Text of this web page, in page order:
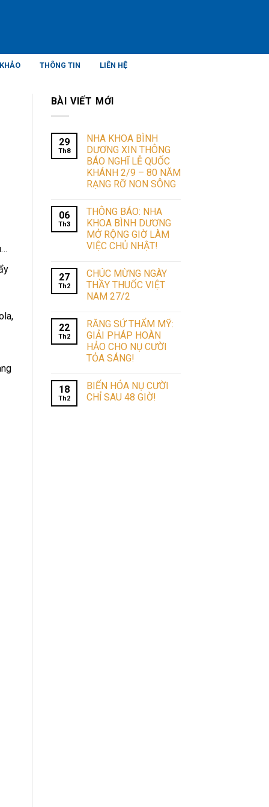
THÔNG TIN LIÊN HỆ
BÀI VIẾT MỚI
29
Th8
NHA KHOA BÌNH
DƯƠNG XIN THÔNG
BÁO NGHĨ LỄ QUỐC
KHÁNH 2/9 – 80 NĂM
RẠNG RỠ NON SÔNG
06
Th3
THÔNG BÁO: NHA
KHOA BÌNH DƯƠNG
MỞ RỘNG GIỜ LÀM
VIỆC CHỦ NHẬT!
27
Th2
CHÚC MỪNG NGÀY
THẦY THUỐC VIỆT
NAM 27/2
22
Th2
RĂNG SỨ THẨM MỸ:
GIẢI PHÁP HOÀN
HẢO CHO NỤ CƯỜI
TỎA SÁNG!
18
Th2
BIẾN HÓA NỤ CƯỜI
CHỈ SAU 48 GIỜ!